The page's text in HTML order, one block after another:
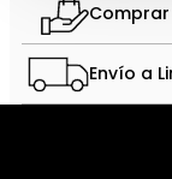
Envío a